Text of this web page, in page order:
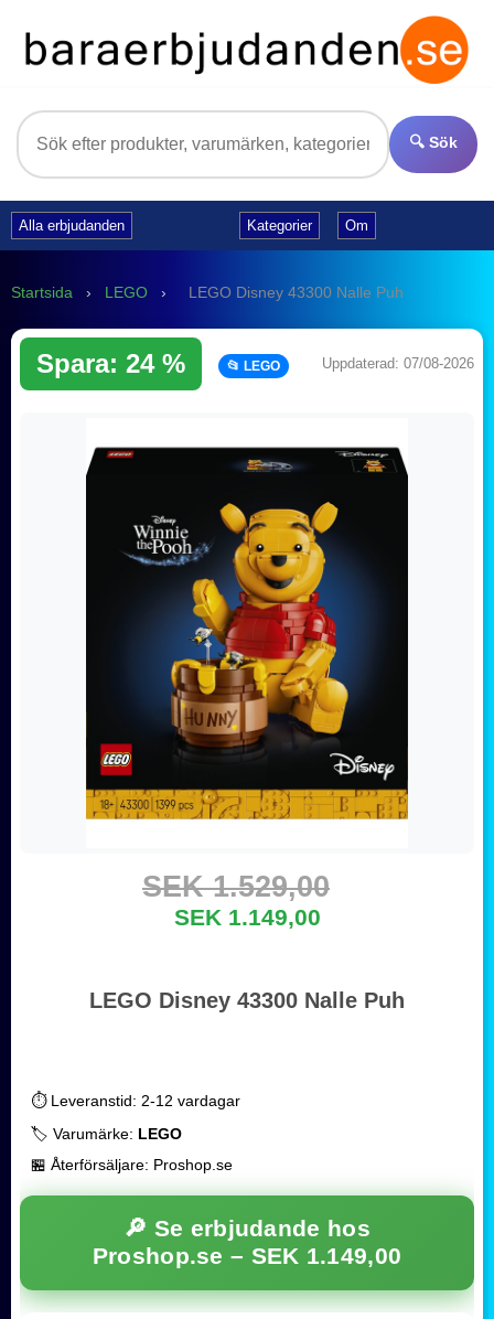
🔍 Sök
Alla erbjudanden Kategorier Om
Startsida › LEGO › LEGO Disney 43300 Nalle Puh
Spara: 24 % 📂 LEGO Uppdaterad: 07/08-2026
SEK 1.529,00
SEK 1.149,00
LEGO Disney 43300 Nalle Puh
⏱️ Leveranstid: 2-12 vardagar
🏷️ Varumärke: LEGO
🏪 Återförsäljare: Proshop.se
🔎 Se erbjudande hos
Proshop.se – SEK 1.149,00